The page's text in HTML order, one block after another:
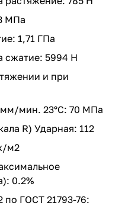
МПа
1,71 ГПа
сжатие: 5994 Н
и при
мин. 23°C: 70 МПа
R) Ударная: 112
м2
0.2%
по ГОСТ 21793-76: